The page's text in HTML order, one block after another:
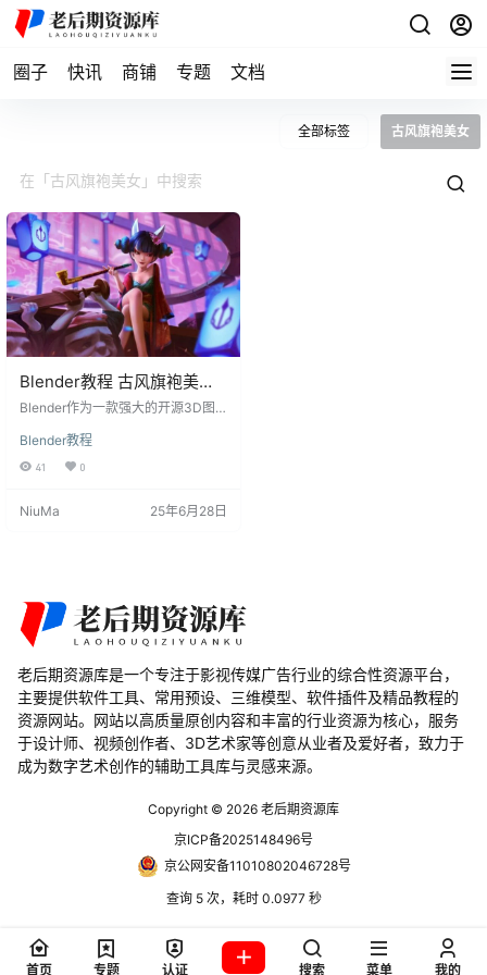
圈子 快讯 商铺 专题 文档
全部标签 古风旗袍美女
Blender教程 古风旗袍美女
古风3D狐狸角色动画 附源文
Blender作为一款强大的开源3D图
动画、渲染、后期处理等多个方
面。而国风3D狐狸角色作为近年来
爱。通过本教程的学习，你将逐步
操作。同时，为了更好地进行动画
制作，推荐使…
Blender教程
41 0
NiuMa 25年6月28日
老后期资源库是一个专注于影视传媒广告行业的综合性资源平台，
主要提供软件工具、常用预设、三维模型、软件插件及精品教程的
资源网站。网站以高质量原创内容和丰富的行业资源为核心，服务
于设计师、视频创作者、3D艺术家等创意从业者及爱好者，致力于
成为数字艺术创作的辅助工具库与灵感来源。
Copyright © 2026 老后期资源库
京ICP备2025148496号
京公网安备11010802046728号
查询 5 次，耗时 0.0977 秒
首页 专题 认证 搜索 菜单 我的